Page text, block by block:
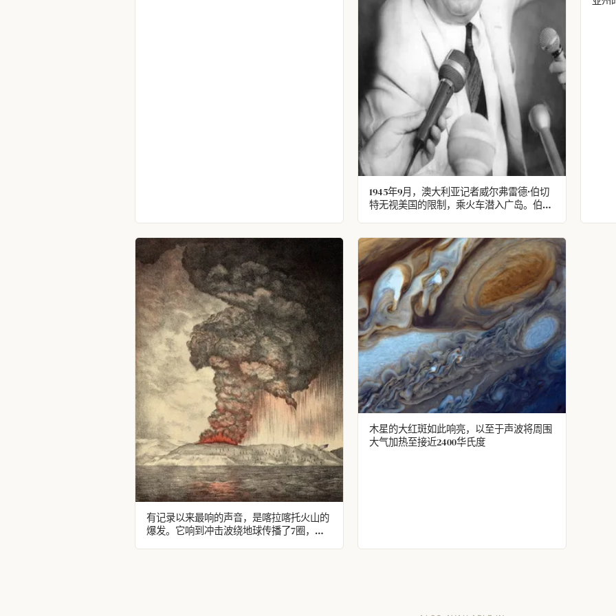
1945年9月，澳大利亚记者威尔弗雷德·伯切
特无视美国的限制，乘火车潜入广岛。伯切
对此予以否认。
有记录以来最响的声音，是喀拉喀托火山的
爆发。它响到冲击波绕地球传播了7圈，在
木星的大红斑如此响亮，以至于声波将周围
大气加热至接近2400华氏度